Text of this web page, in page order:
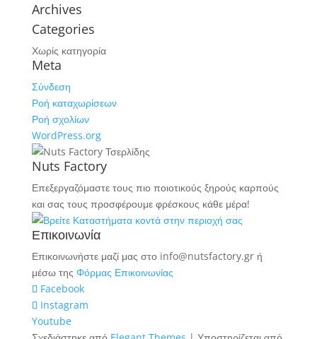
Archives
Categories
Χωρίς κατηγορία
Meta
Σύνδεση
Ροή καταχωρίσεων
Ροή σχολίων
WordPress.org
Nuts Factory
Επεξεργαζόμαστε τους πιο ποιοτικούς ξηρούς καρπούς
και σας τους προσφέρουμε φρέσκους κάθε μέρα!
Επικοινωνία
Επικοινωνήστε μαζί μας στο info@nutsfactory.gr ή
μέσω της Φόρμας Επικοινωνίας
Facebook
Instagram
Youtube